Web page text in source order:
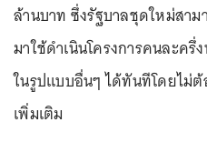
ล้านบาท ซึ่งรัฐบาลชุดใหม่สา
มาใช้ดำเนินโครงการคนละค
ในรูปแบบอื่นๆ ได้ทันทีโดยไม่
เพิ่มเติม